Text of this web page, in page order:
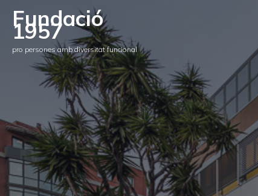
Fundació
1957
pro persones amb diversitat funcional